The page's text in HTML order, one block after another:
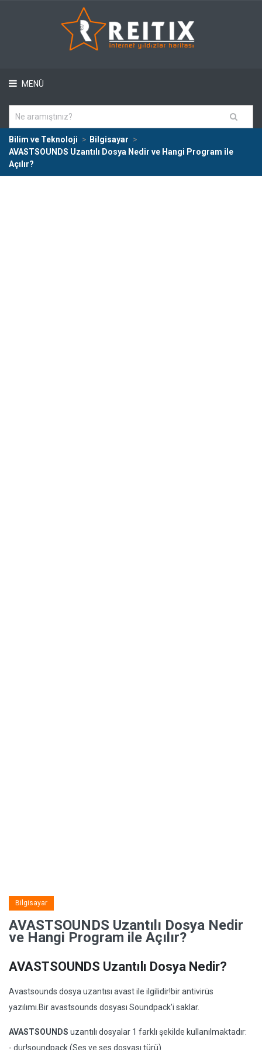
MENÜ
Bilim ve Teknoloji
Bilgisayar
AVASTSOUNDS Uzantılı Dosya Nedir ve Hangi Program ile
Açılır?
Bilgisayar
AVASTSOUNDS Uzantılı Dosya Nedir
ve Hangi Program ile Açılır?
AVASTSOUNDS Uzantılı Dosya Nedir?
Avastsounds dosya uzantısı avast ile ilgilidir!bir antivirüs
yazılımı.Bir avastsounds dosyası Soundpack'i saklar.
AVASTSOUNDS uzantılı dosyalar 1 farklı şekilde kullanılmaktadır:
- dur!soundpack (Ses ve ses dosyası türü)